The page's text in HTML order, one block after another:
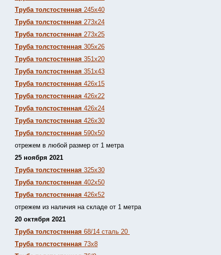
Труба толстостенная 245х40
Труба толстостенная 273х24
Труба толстостенная 273х25
Труба толстостенная 305х26
Труба толстостенная 351х20
Труба толстостенная 351х43
Труба толстостенная 426х15
Труба толстостенная 426х22
Труба толстостенная 426х24
Труба толстостенная 426х30
Труба толстостенная 590х50
отрежем в любой размер от 1 метра
25 ноября 2021
Труба толстостенная 325х30
Труба толстостенная 402х50
Труба толстостенная 426х52
отрежем из наличия на складе от 1 метра
20 октября 2021
Труба толстостенная 68/14 сталь 20
Труба толстостенная 73х8